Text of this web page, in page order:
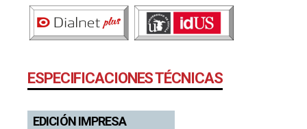
ESPECIFICACIONES TÉCNICAS
EDICIÓN IMPRESA